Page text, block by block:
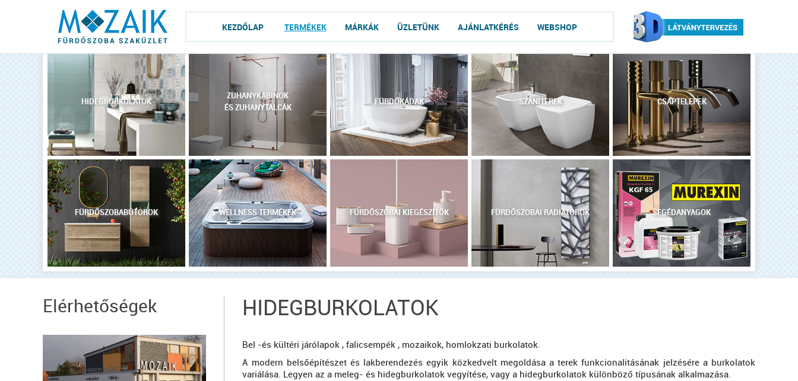
KEZDŐLAP TERMÉKEK MÁRKÁK ÜZLETÜNK AJÁNLATKÉRÉS WEBSHOP
HIDEGBURKOLATOK
ZUHANYKABINOK
ÉS ZUHANYTÁLCÁK
FÜRDŐKÁDAK SZANITEREK CSAPTELEPEK
FÜRDŐSZOBABÚTOROK WELLNESS TERMÉKEK FÜRDŐSZOBAI KIEGÉSZÍTŐK FÜRDŐSZOBAI RADIÁTOROK SEGÉDANYAGOK
Elérhetőségek HIDEGBURKOLATOK
Bel -és kültéri járólapok , falicsempék , mozaikok, homlokzati burkolatok.
A modern belsőépítészet és lakberendezés egyik közkedvelt megoldása a terek funkcionalitásának jelzésére a burkolatok
variálása. Legyen az a meleg- és hidegburkolatok vegyítése, vagy a hidegburkolatok különböző típusának alkalmazása.